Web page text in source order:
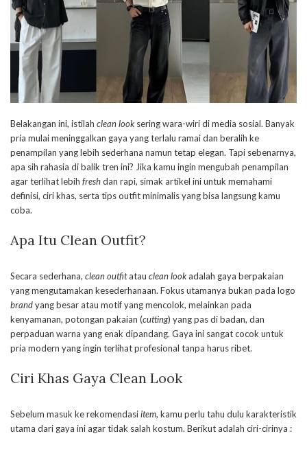
Belakangan ini, istilah clean look sering wara-wiri di media sosial. Banyak
pria mulai meninggalkan gaya yang terlalu ramai dan beralih ke
penampilan yang lebih sederhana namun tetap elegan. Tapi sebenarnya,
apa sih rahasia di balik tren ini? Jika kamu ingin mengubah penampilan
agar terlihat lebih freshdan rapi, simak artikel ini untuk memahami
definisi, ciri khas, serta tips outfit minimalis yang bisa langsung kamu
coba.
Apa Itu Clean Outfit?
Secara sederhana, clean outfitatau clean lookadalah gaya berpakaian
yang mengutamakan kesederhanaan. Fokus utamanya bukan pada logo
brandyang besar atau motif yang mencolok, melainkan pada
kenyamanan, potongan pakaian (cutting) yang pas di badan, dan
perpaduan warna yang enak dipandang. Gaya ini sangat cocok untuk
pria modern yang ingin terlihat profesional tanpa harus ribet.
Ciri Khas Gaya Clean Look
Sebelum masuk ke rekomendasiitem, kamu perlu tahu dulu karakteristik
utama dari gaya ini agar tidak salah kostum. Berikut adalah ciri-cirinya :